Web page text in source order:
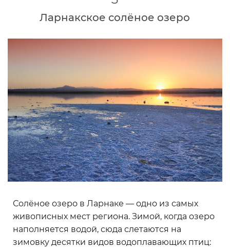
Ларнакское солёное озеро
Солёное озеро в Ларнаке — одно из самых
живописных мест региона. Зимой, когда озеро
наполняется водой, сюда слетаются на
зимовку десятки видов водоплавающих птиц: